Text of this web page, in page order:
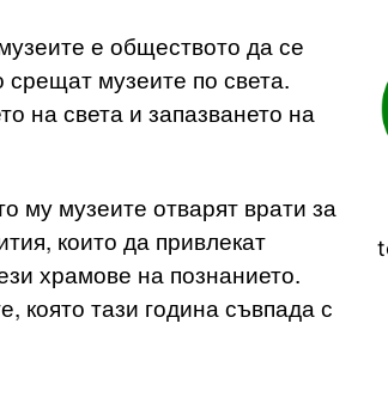
е обществото да се
срещат музеите по света.
на света и запазването на
му музеите отварят врати за
които да привлекат
храмове на познанието.
която тази година съвпада с